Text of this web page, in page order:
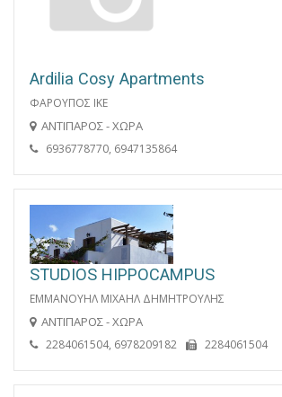
Ardilia Cosy Apartments
ΦΑΡΟΥΠΟΣ ΙΚΕ
ΑΝΤΙΠΑΡΟΣ - ΧΩΡΑ
6936778770, 6947135864
STUDIOS HIPPOCAMPUS
ΕΜΜΑΝΟΥΗΛ ΜΙΧΑΗΛ ΔΗΜΗΤΡΟΥΛΗΣ
ΑΝΤΙΠΑΡΟΣ - ΧΩΡΑ
2284061504, 6978209182 2284061504